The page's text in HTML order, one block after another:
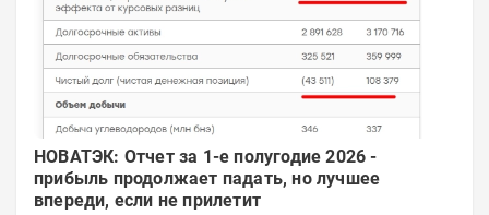
НОВАТЭК: Отчет за 1-е полугодие 2026 -
прибыль продолжает падать, но лучшее
впереди, если не прилетит